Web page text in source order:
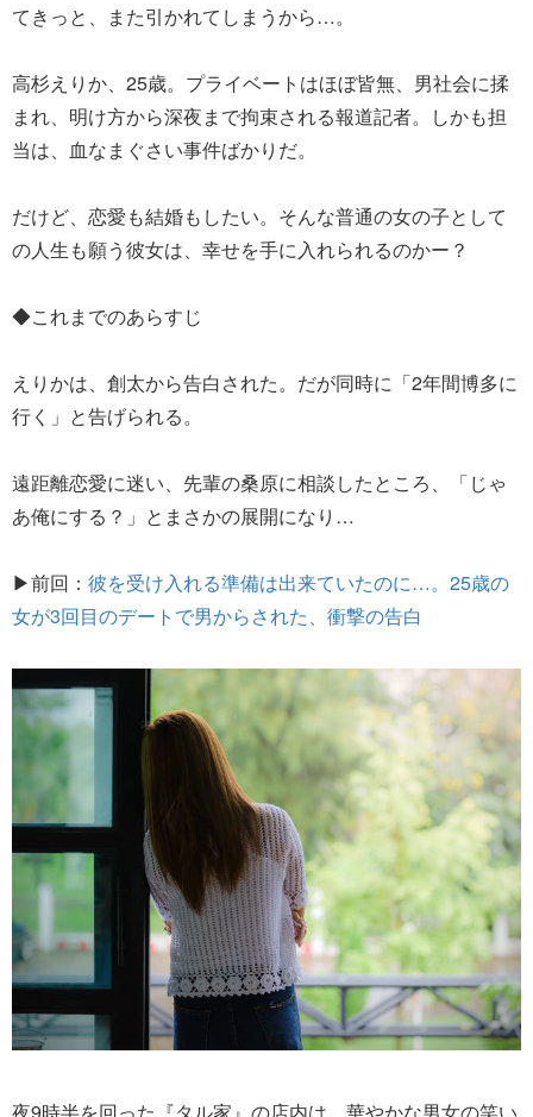
てきっと、また引かれてしまうから…。
高杉えりか、25歳。プライベートはほぼ皆無、男社会に揉
まれ、明け方から深夜まで拘束される報道記者。しかも担
当は、血なまぐさい事件ばかりだ。
だけど、恋愛も結婚もしたい。そんな普通の女の子として
の人生も願う彼女は、幸せを手に入れられるのかー？
◆これまでのあらすじ
えりかは、創太から告白された。だが同時に「2年間博多に
行く」と告げられる。
遠距離恋愛に迷い、先輩の桑原に相談したところ、「じゃ
あ俺にする？」とまさかの展開になり…
▶前回： 彼を受け入れる準備は出来ていたのに…。25歳の
女が3回目のデートで男からされた、衝撃の告白
夜9時半を回った『タル家』の店内は、華やかな男女の笑い